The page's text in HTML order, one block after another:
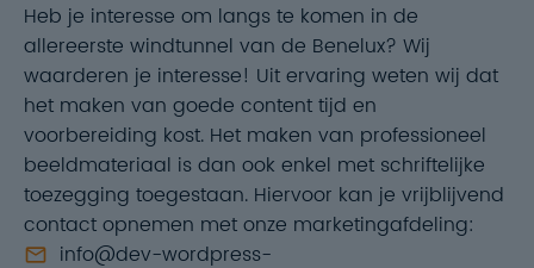
Heb je interesse om langs te komen in de
allereerste windtunnel van de Benelux? Wij
waarderen je interesse! Uit ervaring weten wij dat
het maken van goede content tijd en
voorbereiding kost. Het maken van professioneel
beeldmateriaal is dan ook enkel met schriftelijke
toezegging toegestaan. Hiervoor kan je vrijblijvend
contact opnemen met onze marketingafdeling:
info@dev-wordpress-